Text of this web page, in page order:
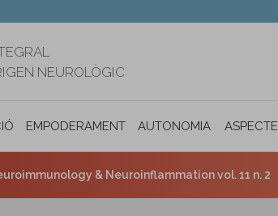
NEUROLÒGIC
EMPODERAMENT AUTONOMIA
& Neuroinflammation vol. 11 n. 2